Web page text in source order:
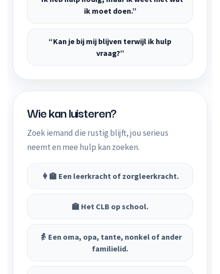
ik moet doen.”
“Kan je bij mij blijven terwijl ik hulp
vraag?”
Wie kan luisteren?
Zoek iemand die rustig blijft, jou serieus
neemt en mee hulp kan zoeken.
👩‍🏫 Een leerkracht of zorgleerkracht.
🏫 Het CLB op school.
👵 Een oma, opa, tante, nonkel of ander
familielid.